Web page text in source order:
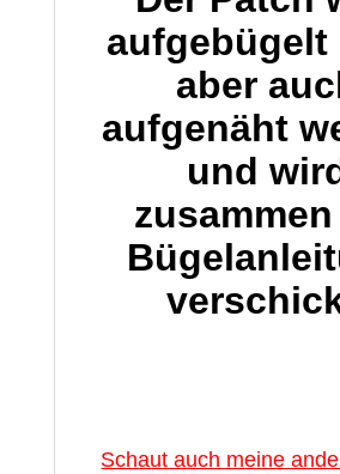
aufgebügelt
aber
aufgenäht
und
Schaut auch meine